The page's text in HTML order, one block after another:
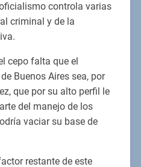
controla varias
criminal y de la
cepo falta que el
Buenos Aires sea, por
que por su alto perfil le
del manejo de los
vaciar su base de
restante de este